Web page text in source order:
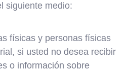
siguiente medio:
físicas y personas físicas
si usted no desea recibir
o información sobre